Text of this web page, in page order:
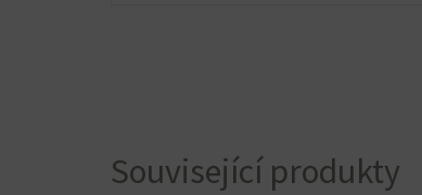
Související produkty